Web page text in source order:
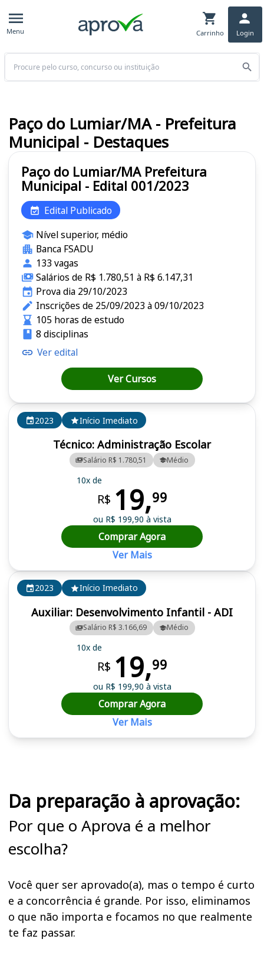
Menu Carrinho Login
Buscar
2023 Início Imediato
Auxiliar: Desenvolvimento Infantil - ADI
Salário R$ 3.166,69 Médio
10x de
R$ 19,99
ou R$ 199,90 à vista
Comprar Agora
Ver Mais
2023 Início Imediato
Técnico: Administração Escolar
Salário R$ 1.780,51 Médio
10x de
R$ 19,99
ou R$ 199,90 à vista
Comprar Agora
Ver Mais
Paço do Lumiar/MA Prefeitura
Municipal - Edital 001/2023
Edital Publicado
Nível superior, médio
Banca FSADU
133 vagas
Salários de R$ 1.780,51 à R$ 6.147,31
Prova dia 29/10/2023
Inscrições de 25/09/2023 à 09/10/2023
105 horas de estudo
8 disciplinas
Ver edital
Ver Cursos
Paço do Lumiar/MA - Prefeitura
Municipal - Destaques
Da preparação à aprovação:
Por que o Aprova é a melhor
escolha?
Você quer ser aprovado(a), mas o tempo é curto
e a concorrência é grande. Por isso, eliminamos
o que não importa e focamos no que realmente
te faz passar.